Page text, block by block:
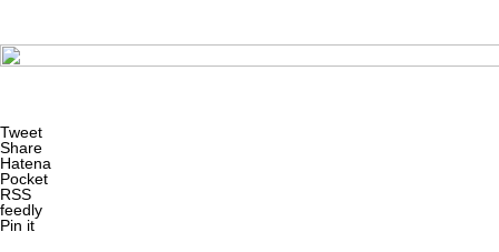
Tweet
Share
Hatena
Pocket
RSS
feedly
Pin it